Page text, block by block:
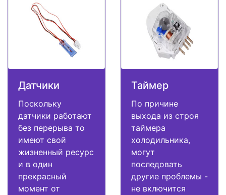
Датчики
Поскольку
датчики работают
без перерыва то
имеют свой
жизненный ресурс
и в один
прекрасный
момент от
Таймер
По причине
выхода из строя
таймера
холодильника,
могут
последовать
другие проблемы -
не включится